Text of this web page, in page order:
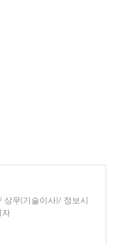
무(기술이사)/ 정보시
자